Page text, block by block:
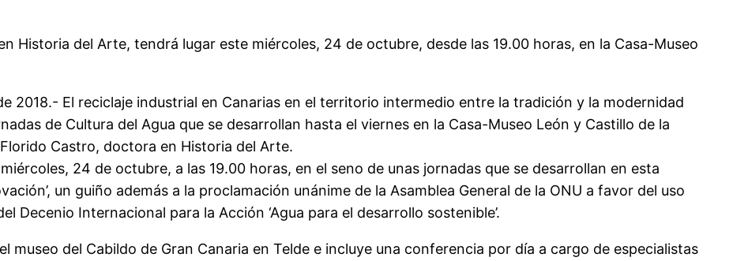
Historia del Arte, tendrá lugar este miércoles, 24 de octubre, desde las 19.00 horas, en la Casa-Museo
2018.- El reciclaje industrial en Canarias en el territorio intermedio entre la tradición y la modernidad
de Cultura del Agua que se desarrollan hasta el viernes en la Casa-Museo León y Castillo de la
Castro, doctora en Historia del Arte.
24 de octubre, a las 19.00 horas, en el seno de unas jornadas que se desarrollan en esta
un guiño además a la proclamación unánime de la Asamblea General de la ONU a favor del uso
Decenio Internacional para la Acción ‘Agua para el desarrollo sostenible’.
museo del Cabildo de Gran Canaria en Telde e incluye una conferencia por día a cargo de especialistas